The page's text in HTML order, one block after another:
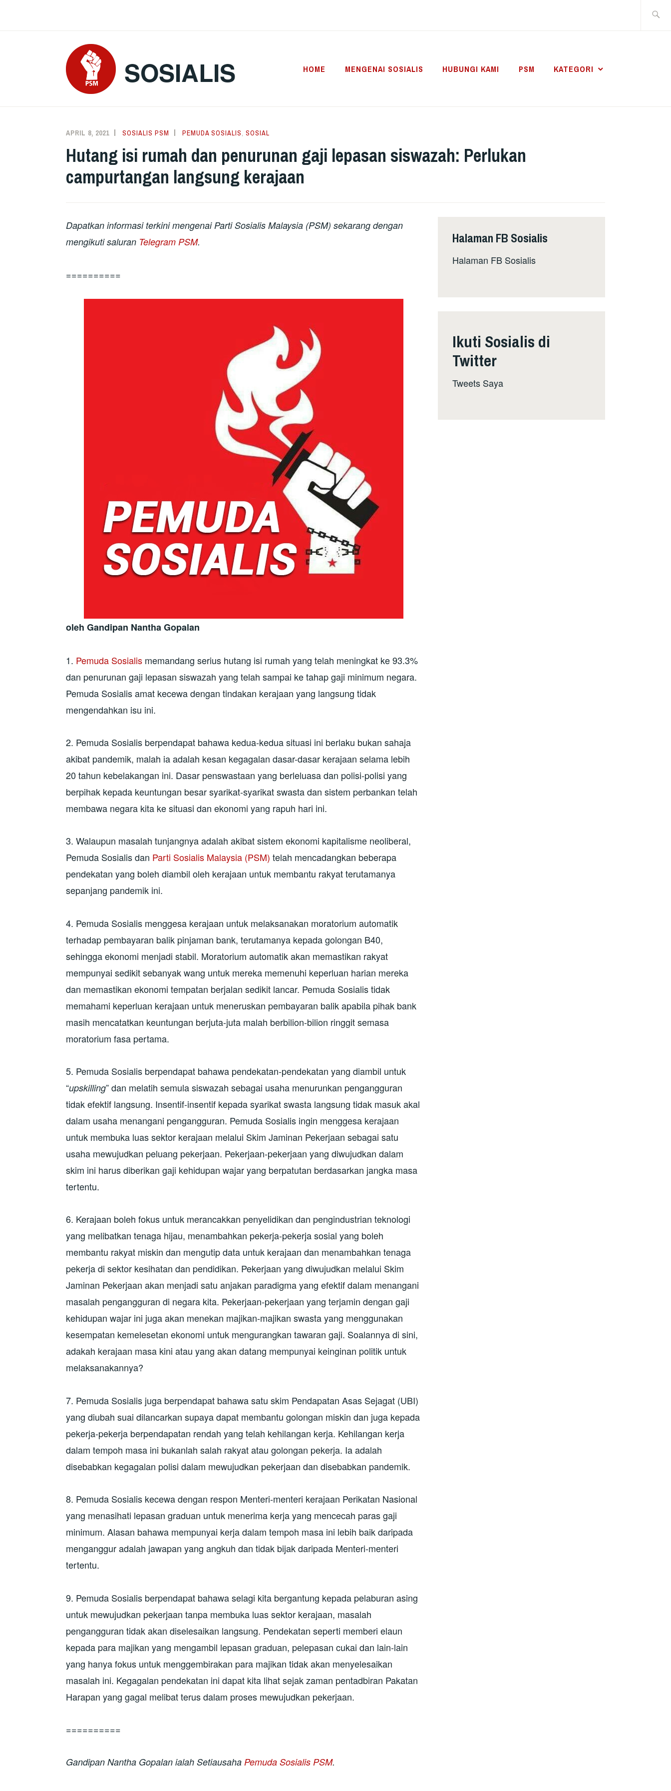
SOSIALIS HOME MENGENAI SOSIALIS HUBUNGI KAMI PSM KATEGORI
APRIL 8, 2021 SOSIALIS PSM PEMUDA SOSIALIS SOSIAL
Hutang isi rumah dan penurunan gaji lepasan siswazah: Perlukan
campurtangan langsung kerajaan
Dapatkan informasi terkini mengenai Parti Sosialis Malaysia (PSM) sekarang dengan
mengikuti saluran Telegram PSM.
==========
oleh Gandipan Nantha Gopalan
1. Pemuda Sosialis memandang serius hutang isi rumah yang telah meningkat ke 93.3%
dan penurunan gaji lepasan siswazah yang telah sampai ke tahap gaji minimum negara.
Pemuda Sosialis amat kecewa dengan tindakan kerajaan yang langsung tidak
mengendahkan isu ini.
2. Pemuda Sosialis berpendapat bahawa kedua-kedua situasi ini berlaku bukan sahaja
akibat pandemik, malah ia adalah kesan kegagalan dasar-dasar kerajaan selama lebih
20 tahun kebelakangan ini. Dasar penswastaan yang berleluasa dan polisi-polisi yang
berpihak kepada keuntungan besar syarikat-syarikat swasta dan sistem perbankan telah
membawa negara kita ke situasi dan ekonomi yang rapuh hari ini.
3. Walaupun masalah tunjangnya adalah akibat sistem ekonomi kapitalisme neoliberal,
Pemuda Sosialis dan Parti Sosialis Malaysia (PSM) telah mencadangkan beberapa
pendekatan yang boleh diambil oleh kerajaan untuk membantu rakyat terutamanya
sepanjang pandemik ini.
4. Pemuda Sosialis menggesa kerajaan untuk melaksanakan moratorium automatik
terhadap pembayaran balik pinjaman bank, terutamanya kepada golongan B40,
sehingga ekonomi menjadi stabil. Moratorium automatik akan memastikan rakyat
mempunyai sedikit sebanyak wang untuk mereka memenuhi keperluan harian mereka
dan memastikan ekonomi tempatan berjalan sedikit lancar. Pemuda Sosialis tidak
memahami keperluan kerajaan untuk meneruskan pembayaran balik apabila pihak bank
masih mencatatkan keuntungan berjuta-juta malah berbilion-bilion ringgit semasa
moratorium fasa pertama.
5. Pemuda Sosialis berpendapat bahawa pendekatan-pendekatan yang diambil untuk
“upskilling” dan melatih semula siswazah sebagai usaha menurunkan pengangguran
tidak efektif langsung. Insentif-insentif kepada syarikat swasta langsung tidak masuk akal
dalam usaha menangani pengangguran. Pemuda Sosialis ingin menggesa kerajaan
untuk membuka luas sektor kerajaan melalui Skim Jaminan Pekerjaan sebagai satu
usaha mewujudkan peluang pekerjaan. Pekerjaan-pekerjaan yang diwujudkan dalam
skim ini harus diberikan gaji kehidupan wajar yang berpatutan berdasarkan jangka masa
tertentu.
6. Kerajaan boleh fokus untuk merancakkan penyelidikan dan pengindustrian teknologi
yang melibatkan tenaga hijau, menambahkan pekerja-pekerja sosial yang boleh
membantu rakyat miskin dan mengutip data untuk kerajaan dan menambahkan tenaga
pekerja di sektor kesihatan dan pendidikan. Pekerjaan yang diwujudkan melalui Skim
Jaminan Pekerjaan akan menjadi satu anjakan paradigma yang efektif dalam menangani
masalah pengangguran di negara kita. Pekerjaan-pekerjaan yang terjamin dengan gaji
kehidupan wajar ini juga akan menekan majikan-majikan swasta yang menggunakan
kesempatan kemelesetan ekonomi untuk mengurangkan tawaran gaji. Soalannya di sini,
adakah kerajaan masa kini atau yang akan datang mempunyai keinginan politik untuk
melaksanakannya?
7. Pemuda Sosialis juga berpendapat bahawa satu skim Pendapatan Asas Sejagat (UBI)
yang diubah suai dilancarkan supaya dapat membantu golongan miskin dan juga kepada
pekerja-pekerja berpendapatan rendah yang telah kehilangan kerja. Kehilangan kerja
dalam tempoh masa ini bukanlah salah rakyat atau golongan pekerja. Ia adalah
disebabkan kegagalan polisi dalam mewujudkan pekerjaan dan disebabkan pandemik.
8. Pemuda Sosialis kecewa dengan respon Menteri-menteri kerajaan Perikatan Nasional
yang menasihati lepasan graduan untuk menerima kerja yang mencecah paras gaji
minimum. Alasan bahawa mempunyai kerja dalam tempoh masa ini lebih baik daripada
menganggur adalah jawapan yang angkuh dan tidak bijak daripada Menteri-menteri
tertentu.
9. Pemuda Sosialis berpendapat bahawa selagi kita bergantung kepada pelaburan asing
untuk mewujudkan pekerjaan tanpa membuka luas sektor kerajaan, masalah
pengangguran tidak akan diselesaikan langsung. Pendekatan seperti memberi elaun
kepada para majikan yang mengambil lepasan graduan, pelepasan cukai dan lain-lain
yang hanya fokus untuk menggembirakan para majikan tidak akan menyelesaikan
masalah ini. Kegagalan pendekatan ini dapat kita lihat sejak zaman pentadbiran Pakatan
Harapan yang gagal melibat terus dalam proses mewujudkan pekerjaan.
==========
Gandipan Nantha Gopalan ialah Setiausaha Pemuda Sosialis PSM.
Halaman FB Sosialis
Halaman FB Sosialis
Ikuti Sosialis di
Twitter
Tweets Saya